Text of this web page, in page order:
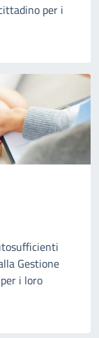
per i
Gestione
i loro